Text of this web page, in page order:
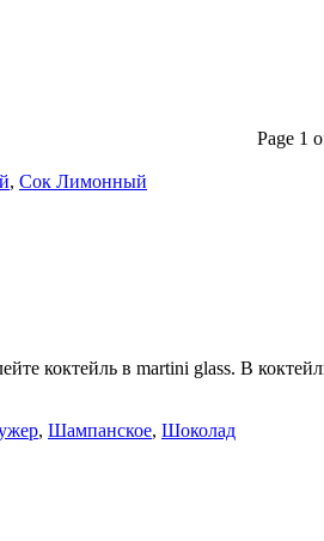
Page 1
, Сок Лимонный
коктейль в martini glass. В
, Шампанское, Шоколад